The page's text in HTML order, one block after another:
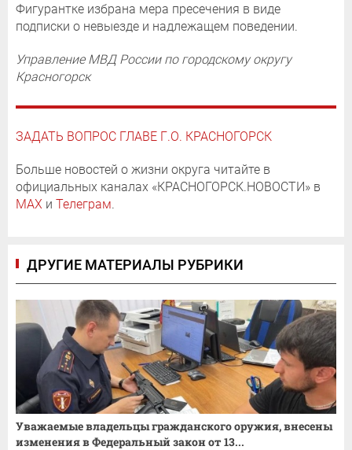
Фигурантке избрана мера пресечения в виде
подписки о невыезде и надлежащем поведении.
Управление МВД России по городскому округу
Красногорск
ЗАДАТЬ ВОПРОС ГЛАВЕ Г.О. КРАСНОГОРСК
Больше новостей о жизни округа читайте в
официальных каналах «КРАСНОГОРСК.НОВОСТИ» в
MAX и Телеграм.
ДРУГИЕ МАТЕРИАЛЫ РУБРИКИ
Уважаемые владельцы гражданского оружия, внесены
изменения в Федеральный закон от 13...